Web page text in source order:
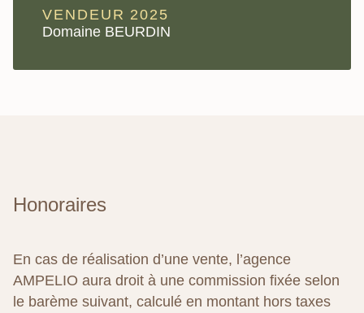
VENDEUR 2025
Domaine BEURDIN
Honoraires
En cas de réalisation d’une vente, l’agence
AMPELIO aura droit à une commission fixée selon
le barème suivant, calculé en montant hors taxes